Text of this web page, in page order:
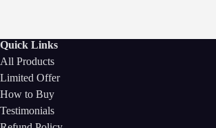
Quick Links
All Products
Limited Offer
How to Buy
Testimonials